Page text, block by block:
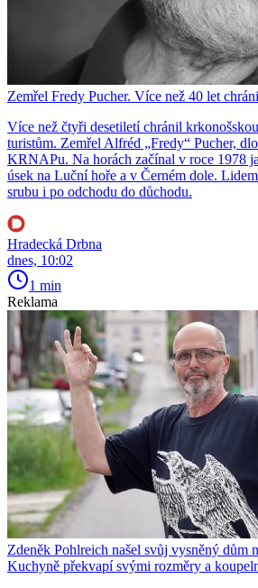
Zemřel Fredy Pucher. Více než 40 let
Více než čtyři desetiletí chránil
turistům. Zemřel Alfréd „Fredy“ Pucher,
KRNAPu. Na horách začínal v roce 1978
úsek na Luční hoře a v Černém dole.
srubu i po odchodu do důchodu.
Hradecká Drbna
dnes, 10:02
1 min
Reklama
Zdeněk Pohlreich našel svůj vysněný dům
Kuchyně překvapí svými rozměry a